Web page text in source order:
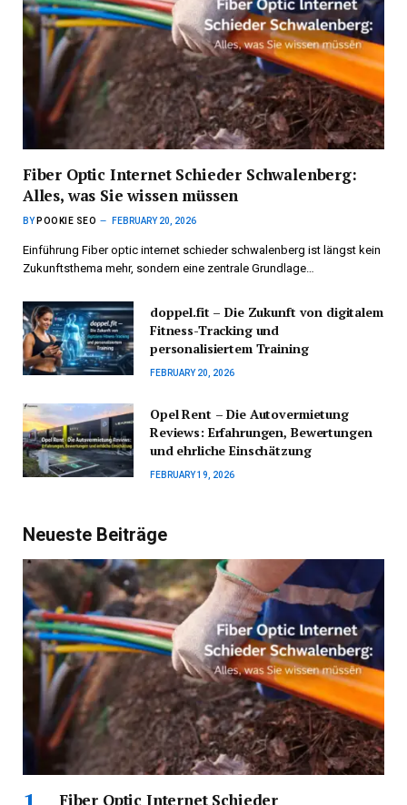
Fiber Optic Internet Schieder Schwalenberg:
Alles, was Sie wissen müssen
BY POOKIE SEO FEBRUARY 20, 2026
Einführung Fiber optic internet schieder schwalenberg ist längst kein
Zukunftsthema mehr, sondern eine zentrale Grundlage…
doppel.fit – Die Zukunft von digitalem
Fitness-Tracking und
personalisiertem Training
FEBRUARY 20, 2026
Opel Rent – Die Autovermietung
Reviews: Erfahrungen, Bewertungen
und ehrliche Einschätzung
FEBRUARY 19, 2026
Neueste Beiträge
Fiber Optic Internet Schieder